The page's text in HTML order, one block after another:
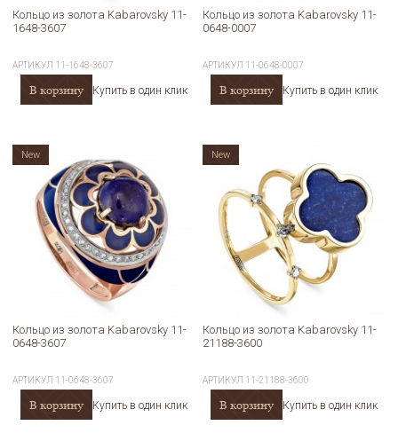
Кольцо из золота Kabarovsky 11-
1648-3607
АРТИКУЛ 11-1648-3607
В корзину Купить в один клик
Кольцо из золота Kabarovsky 11-
0648-0007
АРТИКУЛ 11-0648-0007
В корзину Купить в один клик
Кольцо из золота Kabarovsky 11-
0648-3607
АРТИКУЛ 11-0648-3607
В корзину Купить в один клик
New
Кольцо из золота Kabarovsky 11-
21188-3600
АРТИКУЛ 11-21188-3600
В корзину Купить в один клик
New